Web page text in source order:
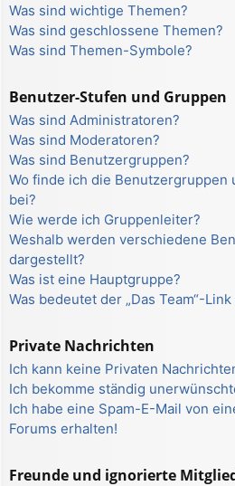
Was sind wichtige Themen?
Was sind geschlossene Themen?
Was sind Themen-Symbole?
Benutzer-Stufen und Gruppen
Was sind Administratoren?
Was sind Moderatoren?
Was sind Benutzergruppen?
Wo finde ich die Benutzergruppen
bei?
Wie werde ich Gruppenleiter?
Weshalb werden verschiedene
dargestellt?
Was ist eine Hauptgruppe?
Was bedeutet der „Das Team“-
Private Nachrichten
Ich kann keine Privaten
Ich bekomme ständig
Ich habe eine Spam-E-Mail von
Forums erhalten!
Freunde und ignorierte